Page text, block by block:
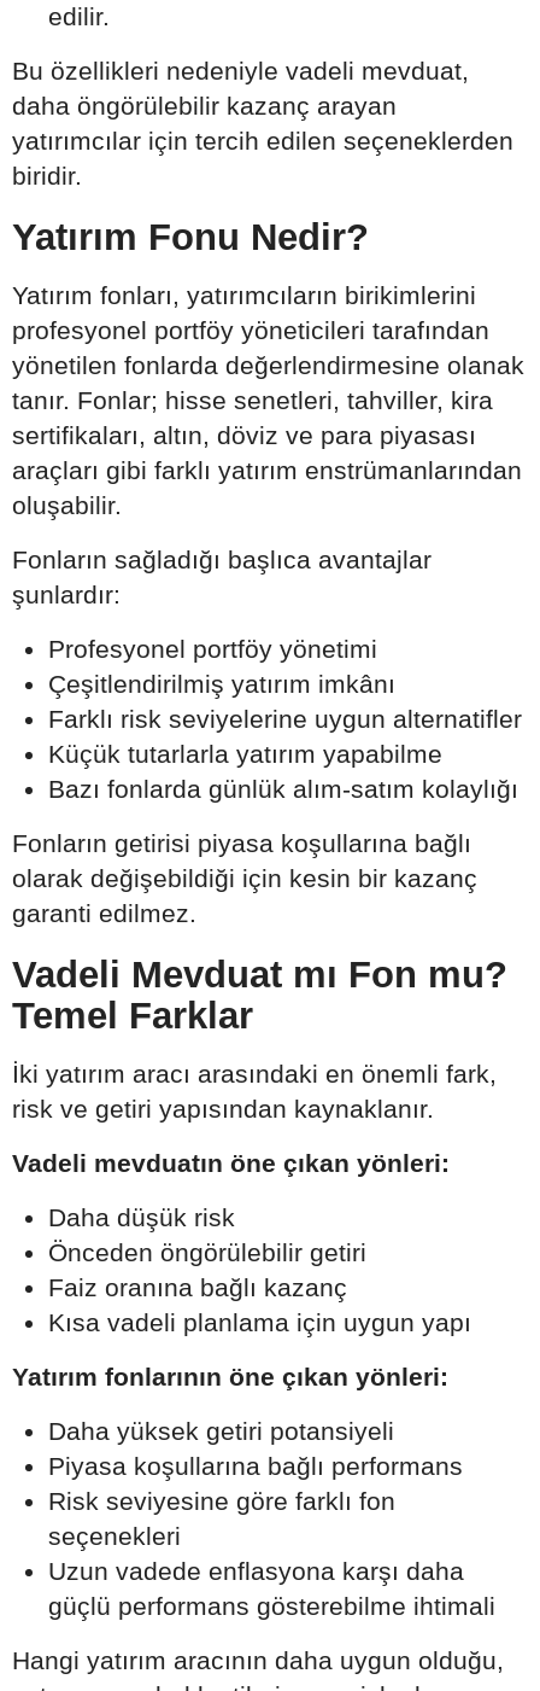
edilir.
Bu özellikleri nedeniyle vadeli mevduat,
daha öngörülebilir kazanç arayan
yatırımcılar için tercih edilen seçeneklerden
biridir.
Yatırım Fonu Nedir?
Yatırım fonları, yatırımcıların birikimlerini
profesyonel portföy yöneticileri tarafından
yönetilen fonlarda değerlendirmesine olanak
tanır. Fonlar; hisse senetleri, tahviller, kira
sertifikaları, altın, döviz ve para piyasası
araçları gibi farklı yatırım enstrümanlarından
oluşabilir.
Fonların sağladığı başlıca avantajlar
şunlardır:
Profesyonel portföy yönetimi
Çeşitlendirilmiş yatırım imkânı
Farklı risk seviyelerine uygun alternatifler
Küçük tutarlarla yatırım yapabilme
Bazı fonlarda günlük alım-satım kolaylığı
Fonların getirisi piyasa koşullarına bağlı
olarak değişebildiği için kesin bir kazanç
garanti edilmez.
Vadeli Mevduat mı Fon mu?
Temel Farklar
İki yatırım aracı arasındaki en önemli fark,
risk ve getiri yapısından kaynaklanır.
Vadeli mevduatın öne çıkan yönleri:
Daha düşük risk
Önceden öngörülebilir getiri
Faiz oranına bağlı kazanç
Kısa vadeli planlama için uygun yapı
Yatırım fonlarının öne çıkan yönleri:
Daha yüksek getiri potansiyeli
Piyasa koşullarına bağlı performans
Risk seviyesine göre farklı fon
seçenekleri
Uzun vadede enflasyona karşı daha
güçlü performans gösterebilme ihtimali
Hangi yatırım aracının daha uygun olduğu,